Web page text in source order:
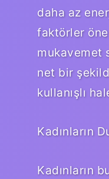
daha az
faktörler
mukavemet
net bir
kullanışlı
Kadınların
Kadınların